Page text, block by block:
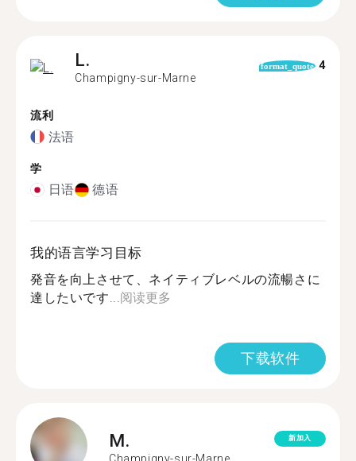
L.
Champigny-sur-Marne
format_quote 4
流利
法语
学
日语 德语
我的语言学习目标
発音を向上させて、ネイティブレベルの流暢さに
達したいです...阅读更多
下载软件
M.
Champigny-sur-Marne
新加入